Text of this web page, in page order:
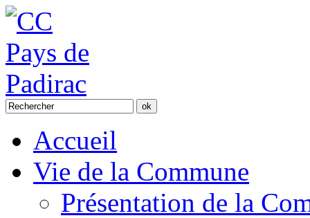
Accueil
Vie de la Commune
Présentation de la